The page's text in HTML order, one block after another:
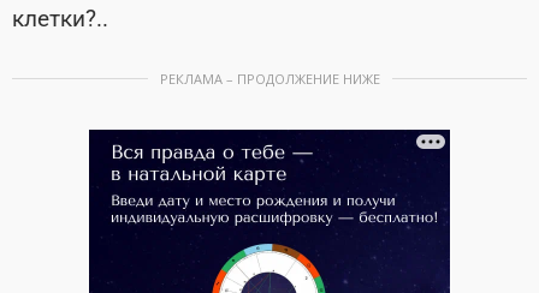
клетки?..
РЕКЛАМА – ПРОДОЛЖЕНИЕ НИЖЕ